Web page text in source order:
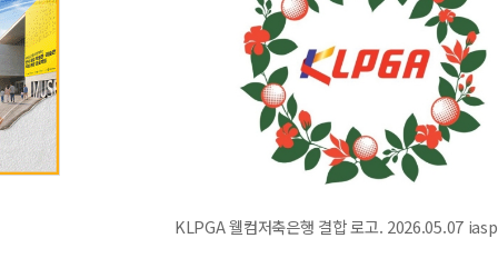
KLPGA 웰컴저축은행 결합 로고. 2026.05.07